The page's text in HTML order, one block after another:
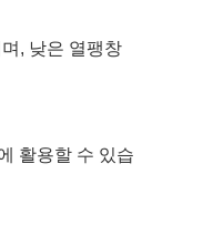
, 낮은 열팽창
활용할 수 있습